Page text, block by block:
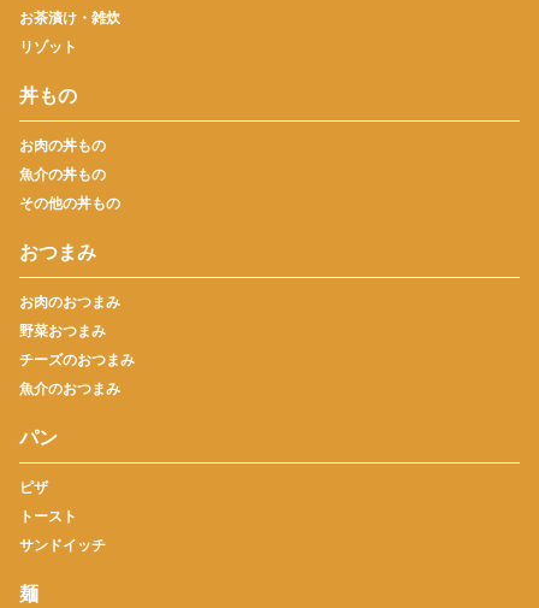
お茶漬け・雑炊
リゾット
丼もの
お肉の丼もの
魚介の丼もの
その他の丼もの
おつまみ
お肉のおつまみ
野菜おつまみ
チーズのおつまみ
魚介のおつまみ
パン
ピザ
トースト
サンドイッチ
麺